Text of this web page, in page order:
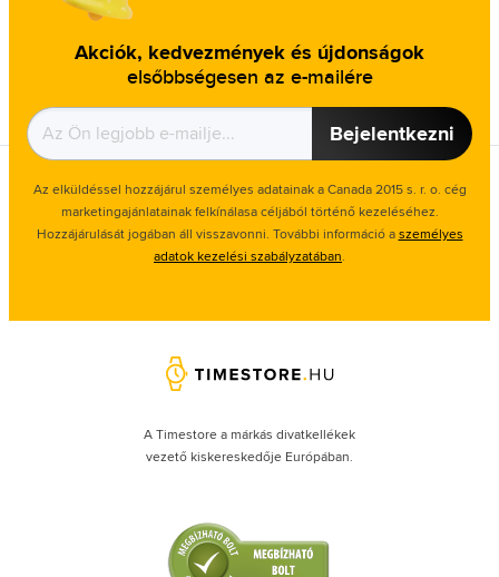
Akciók, kedvezmények és újdonságok
elsőbbségesen az e-mailére
Bejelentkezni
Az elküldéssel hozzájárul személyes adatainak a Canada 2015 s. r. o. cég
marketingajánlatainak felkínálasa céljából történő kezeléséhez.
Hozzájárulását jogában áll visszavonni. További információ aszemélyes
adatok kezelési szabályzatában.
A Timestore a márkás divatkellékek
vezető kiskereskedője Európában.